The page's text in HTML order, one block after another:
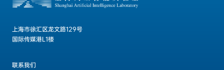
上海市徐汇区龙文路129号
国际传媒港L1楼
联系我们